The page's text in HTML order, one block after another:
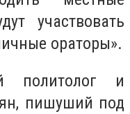
участвовать
ораторы».
политолог и
пишуший под